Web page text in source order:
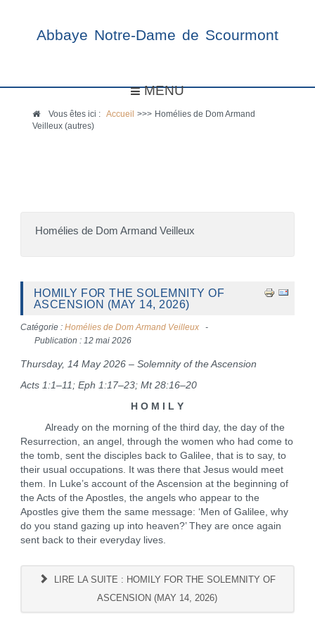
Abbaye Notre-Dame de Scourmont
MENU
Vous êtes ici :Accueil >>> Homélies de Dom Armand
Veilleux (autres)
Homélies de Dom Armand Veilleux
HOMILY FOR THE SOLEMNITY OF
ASCENSION (MAY 14, 2026)
Catégorie : Homélies de Dom Armand Veilleux
Publication : 12 mai 2026
Thursday, 14 May 2026 – Solemnity of the Ascension
Acts 1:1–11; Eph 1:17–23; Mt 28:16–20
H O M I L Y
Already on the morning of the third day, the day of the
Resurrection, an angel, through the women who had come to
the tomb, sent the disciples back to Galilee, that is to say, to
their usual occupations. It was there that Jesus would meet
them. In Luke’s account of the Ascension at the beginning of
the Acts of the Apostles, the angels who appear to the
Apostles give them the same message: ‘Men of Galilee, why
do you stand gazing up into heaven?’ They are once again
sent back to their everyday lives.
LIRE LA SUITE : HOMILY FOR THE SOLEMNITY OF
ASCENSION (MAY 14, 2026)